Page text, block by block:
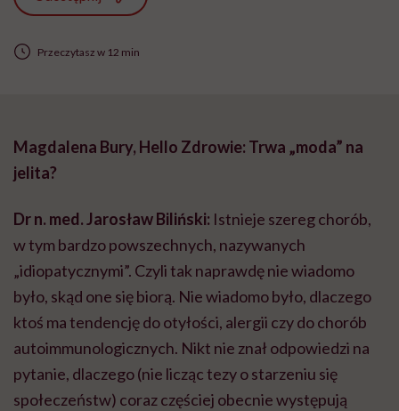
Przeczytasz w 12 min
Magdalena Bury, Hello Zdrowie: Trwa „moda” na
jelita?
Dr n. med. Jarosław Biliński: Istnieje szereg chorób,
w tym bardzo powszechnych, nazywanych
„idiopatycznymi”. Czyli tak naprawdę nie wiadomo
było, skąd one się biorą. Nie wiadomo było, dlaczego
ktoś ma tendencję do otyłości, alergii czy do chorób
autoimmunologicznych. Nikt nie znał odpowiedzi na
pytanie, dlaczego (nie licząc tezy o starzeniu się
społeczeństw) coraz częściej obecnie występują